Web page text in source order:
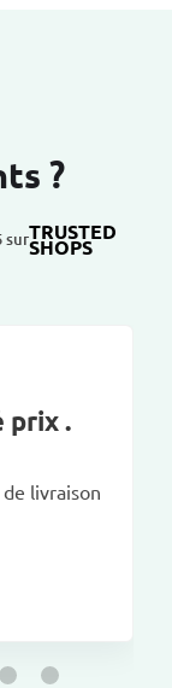
?
surTRUSTED
SHOPS
prix .
livraison